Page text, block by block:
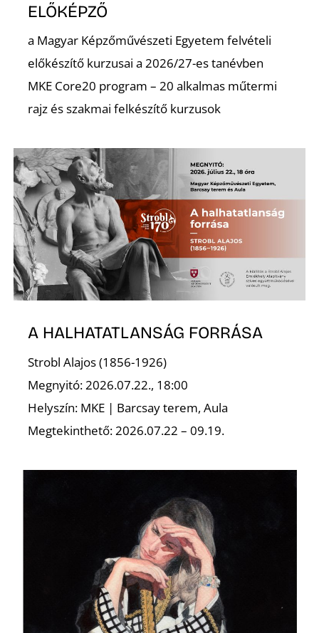
ELŐKÉPZŐ
a Magyar Képzőművészeti Egyetem felvételi
előkészítő kurzusai a 2026/27-es tanévben
MKE Core20 program – 20 alkalmas műtermi
rajz és szakmai felkészítő kurzusok
A HALHATATLANSÁG FORRÁSA
Strobl Alajos (1856-1926)
Megnyitó: 2026.07.22., 18:00
Helyszín: MKE | Barcsay terem, Aula
Megtekinthető: 2026.07.22 – 09.19.